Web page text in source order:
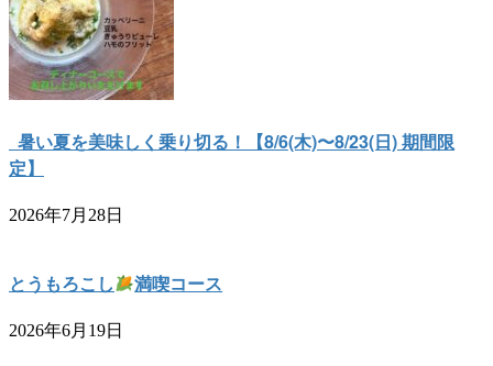
暑い夏を美味しく乗り切る！【8/6(木)〜8/23(日) 期間限
定】
2026年7月28日
とうもろこし 満喫コース
2026年6月19日